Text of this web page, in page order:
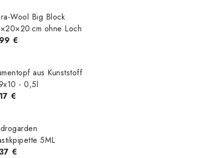
Wool Big Block
cm ohne Loch
€
aus Kunststoff
- 0,5l
€
5ML
€